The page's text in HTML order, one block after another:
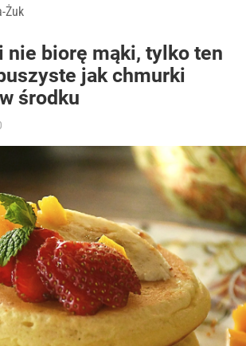
Żuk
nie biorę mąki, tylko ten
jak chmurki
środku